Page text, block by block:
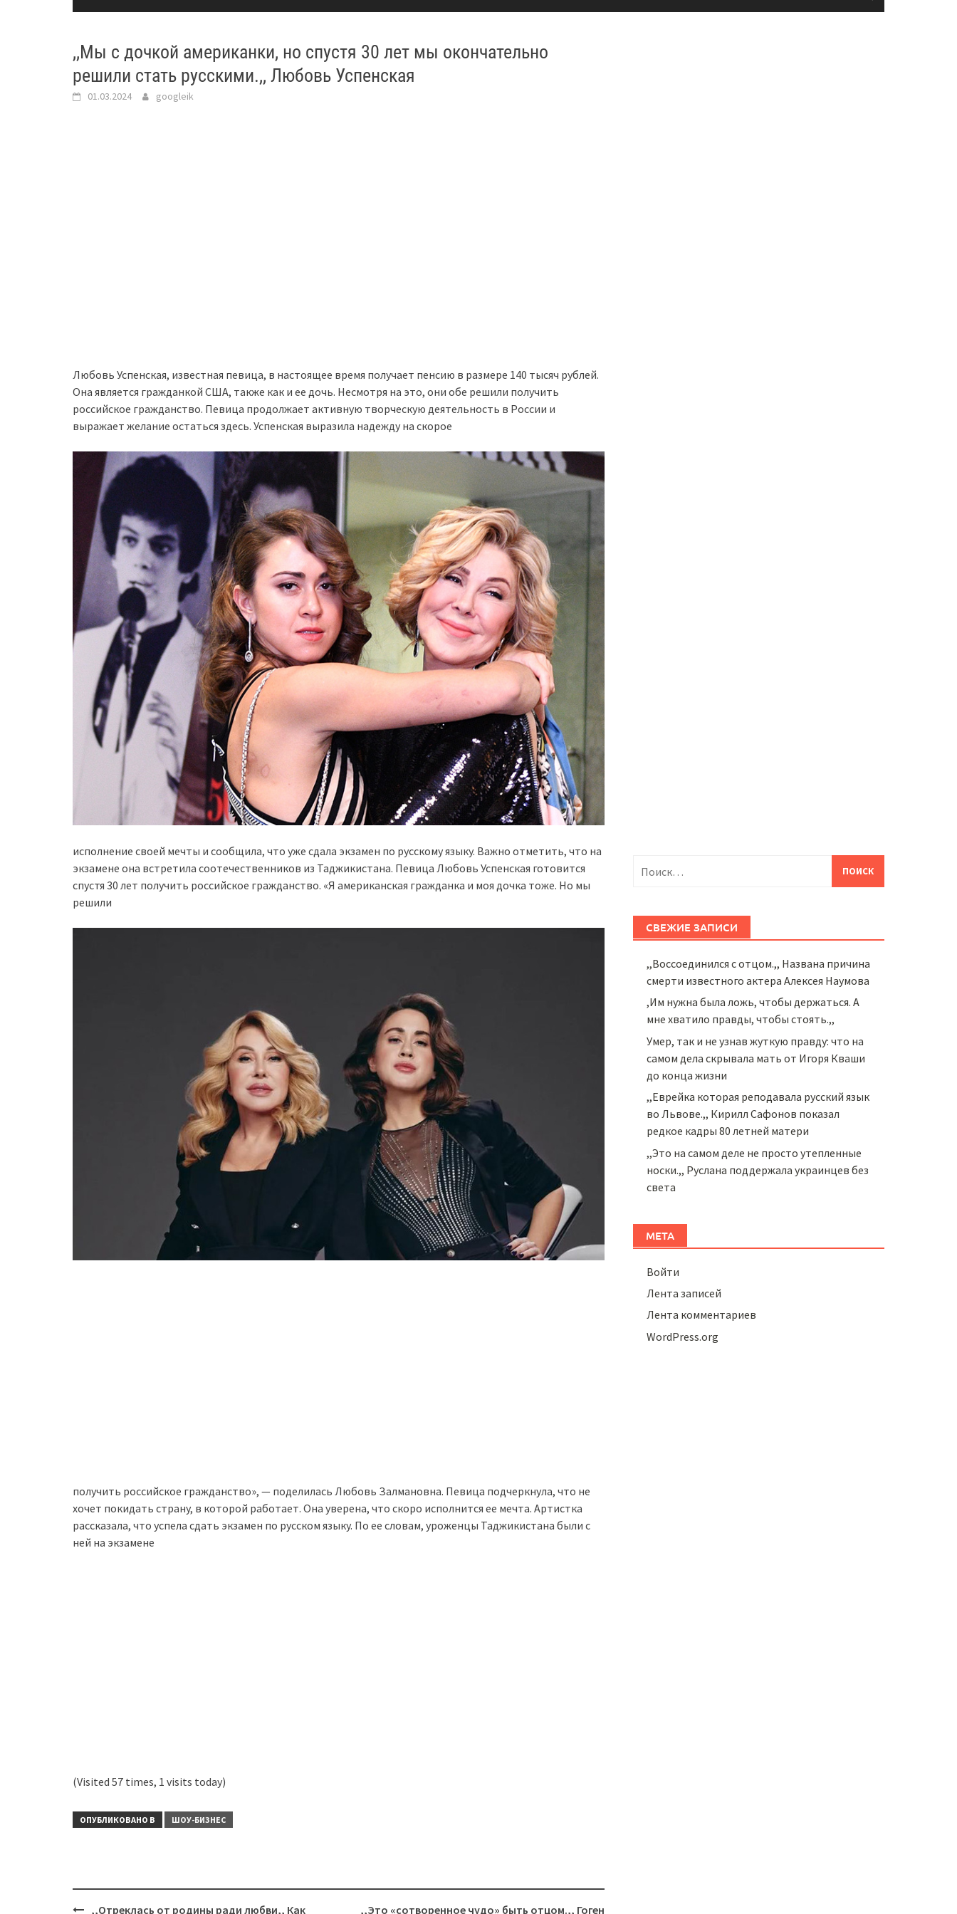
,,Мы с дочкой американки, но спустя 30 лет мы окончательно
решили стать русскими.,, Любовь Успенская
01.03.2024 googleik
Любовь Успенская, известная певица, в настоящее время получает пенсию в размере 140 тысяч рублей.
Она является гражданкой США, также как и ее дочь. Несмотря на это, они обе решили получить
российское гражданство. Певица продолжает активную творческую деятельность в России и
выражает желание остаться здесь. Успенская выразила надежду на скорое
исполнение своей мечты и сообщила, что уже сдала экзамен по русскому языку. Важно отметить, что на
экзамене она встретила соотечественников из Таджикистана. Певица Любовь Успенская готовится
спустя 30 лет получить российское гражданство. «Я американская гражданка и моя дочка тоже. Но мы
решили
получить российское гражданство», — поделилась Любовь Залмановна. Певица подчеркнула, что не
хочет покидать страну, в которой работает. Она уверена, что скоро исполнится ее мечта. Артистка
рассказала, что успела сдать экзамен по русском языку. По ее словам, уроженцы Таджикистана были с
ней на экзамене
(Visited 57 times, 1 visits today)
ОПУБЛИКОВАНО В ШОУ-БИЗНЕС
Навигация
,,Отреклась от родины ради любви,, Как ,,Это «сотворенное чудо» быть отцом.,, Гоген
СВЕЖИЕ ЗАПИСИ
,,Воссоединился с отцом.,, Названа причина
смерти известного актера Алексея Наумова
,Им нужна была ложь, чтобы держаться. А
мне хватило правды, чтобы стоять.,,
Умер, так и не узнав жуткую правду: что на
самом дела скрывала мать от Игоря Кваши
до конца жизни
,,Еврейка которая реподавала русский язык
во Львове.,, Кирилл Сафонов показал
редкое кадры 80 летней матери
,,Это на самом деле не просто утепленные
носки.,, Руслана поддержала украинцев без
света
МЕТА
Войти
Лента записей
Лента комментариев
WordPress.org